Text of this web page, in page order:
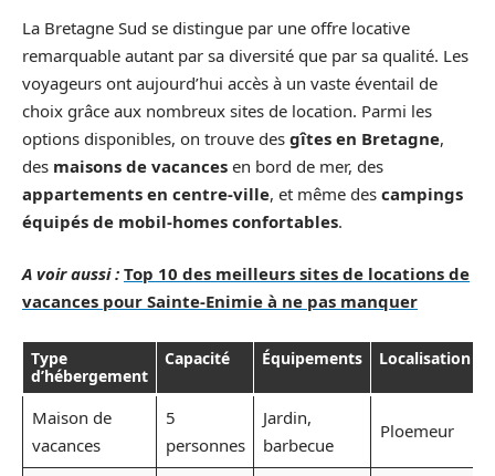
La Bretagne Sud se distingue par une offre locative
remarquable autant par sa diversité que par sa qualité. Les
voyageurs ont aujourd’hui accès à un vaste éventail de
choix grâce aux nombreux sites de location. Parmi les
options disponibles, on trouve des gîtes en Bretagne,
des maisons de vacances en bord de mer, des
appartements en centre-ville, et même des campings
équipés de mobil-homes confortables.
A voir aussi : Top 10 des meilleurs sites de locations de
vacances pour Sainte-Enimie à ne pas manquer
Type
d’hébergement
Capacité Équipements Localisation
Maison de
vacances
5
personnes
Jardin,
barbecue
Ploemeur